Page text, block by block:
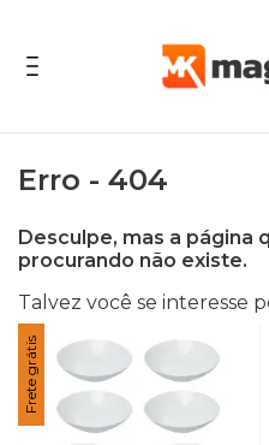
Erro - 404
Desculpe, mas a página
procurando não existe.
Talvez você se interesse
Frete grátis